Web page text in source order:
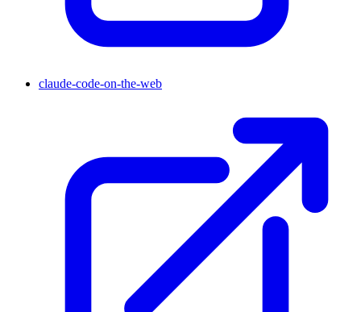
claude-code-on-the-web